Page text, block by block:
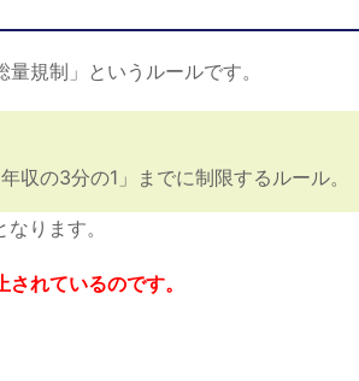
規制」というルールです。
収の3分の1」までに制限するルール。
ります。
れているのです。